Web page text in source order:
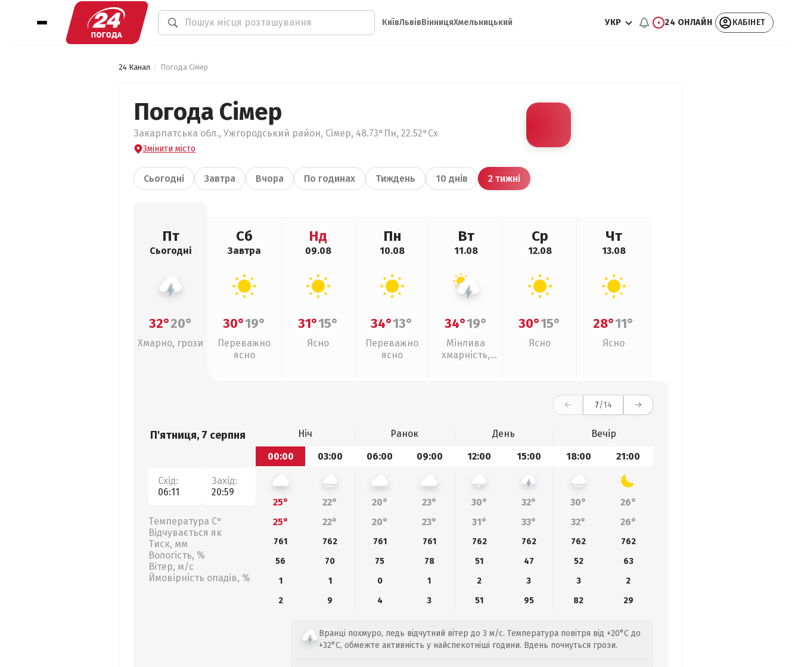
КиївЛьвівВінницяХмельницький УКР 24 ОНЛАЙН КАБІНЕТ
24 Канал Погода Сімер
Погода Сімер
Закарпатська обл., Ужгородський район, Сімер, 48.73°Пн, 22.52°Сх
Змінити місто
Сьогодні Завтра Вчора По годинах Тиждень 10 днів 2 тижні
Пт
Сьогодні
32°20°
Хмарно, грози
Сб
Завтра
30°19°
Переважно
ясно
Нд
09.08
31°15°
Ясно
Пн
10.08
34°13°
Переважно
ясно
Вт
11.08
34°19°
Мінлива
хмарність,
Ср
12.08
30°15°
Ясно
Чт
13.08
28°11°
Ясно
7/14
П'ятниця, 7 серпня
Схід:
06:11
Захід:
20:59
Температура С°
Відчувається як
Тиск, мм
Вологість, %
Вітер, м/с
Ймовірність опадів, %
Ніч Ранок День
Вечір
00:00
03:00 06:00 09:00 12:00 15:00 18:00 21:00
25° 22° 20° 23° 30° 32° 30°
26°
25°
22° 20° 23° 31° 33° 32° 26°
761 762 761 761 762 762 762
762
56
70 75 78 51 47 52
63
1
1 0 1 2 3 3
2
2
9 4 3 51 95 82 29
Вранці похмуро, ледь відчутний вітер до 3 м/с. Температура повітря від +20°C до
+32°C, обмежте активність у найспекотніші години. Вдень почнуться грози.